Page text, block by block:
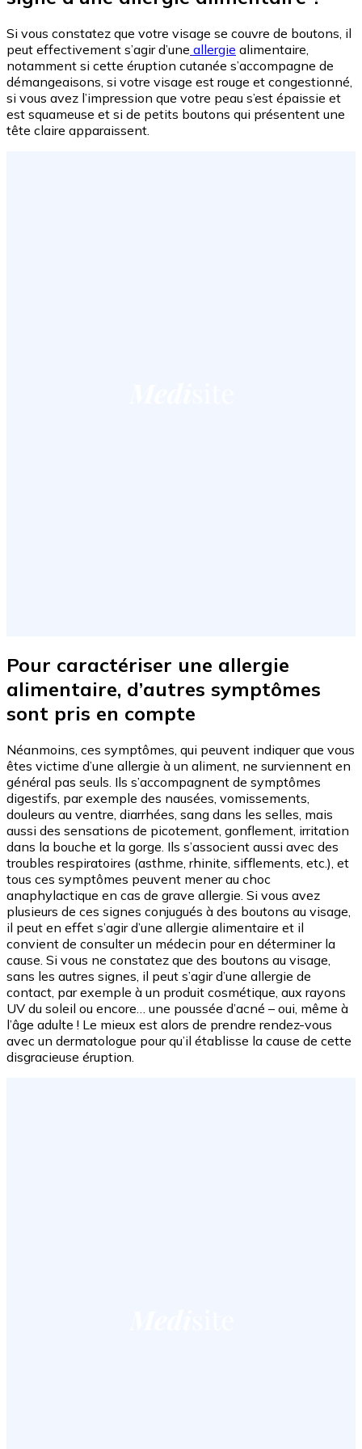
Si vous constatez que votre visage se couvre de boutons, il
peut effectivement s’agir d’une allergie alimentaire,
notamment si cette éruption cutanée s’accompagne de
démangeaisons, si votre visage est rouge et congestionné,
si vous avez l’impression que votre peau s’est épaissie et
est squameuse et si de petits boutons qui présentent une
tête claire apparaissent.
Pour caractériser une allergie
alimentaire, d’autres symptômes
sont pris en compte
Néanmoins, ces symptômes, qui peuvent indiquer que vous
êtes victime d’une allergie à un aliment, ne surviennent en
général pas seuls. Ils s’accompagnent de symptômes
digestifs, par exemple des nausées, vomissements,
douleurs au ventre, diarrhées, sang dans les selles, mais
aussi des sensations de picotement, gonflement, irritation
dans la bouche et la gorge. Ils s’associent aussi avec des
troubles respiratoires (asthme, rhinite, sifflements, etc.), et
tous ces symptômes peuvent mener au choc
anaphylactique en cas de grave allergie. Si vous avez
plusieurs de ces signes conjugués à des boutons au visage,
il peut en effet s’agir d’une allergie alimentaire et il
convient de consulter un médecin pour en déterminer la
cause. Si vous ne constatez que des boutons au visage,
sans les autres signes, il peut s’agir d’une allergie de
contact, par exemple à un produit cosmétique, aux rayons
UV du soleil ou encore… une poussée d’acné – oui, même à
l’âge adulte ! Le mieux est alors de prendre rendez-vous
avec un dermatologue pour qu’il établisse la cause de cette
disgracieuse éruption.